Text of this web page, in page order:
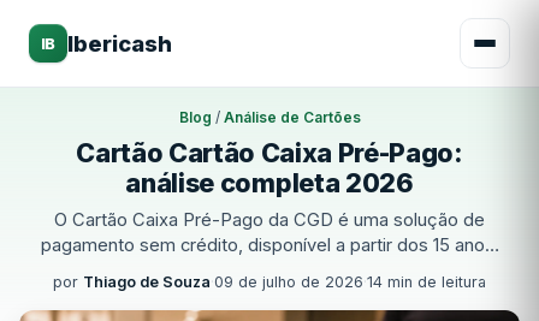
IB Ibericash
Blog / Análise de Cartões
Cartão Cartão Caixa Pré-Pago:
análise completa 2026
O Cartão Caixa Pré-Pago da CGD é uma solução de
pagamento sem crédito, disponível a partir dos 15 anos.
Way. Anuidade de €12; sem cashback. Ideal para jovens
por Thiago de Souza·09 de julho de 2026·14 min de leitura